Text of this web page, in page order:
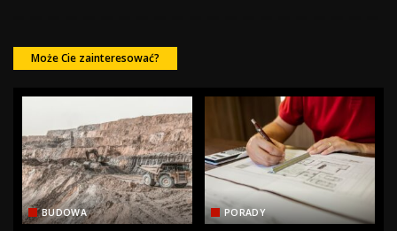
Może Cie zainteresować?
BUDOWA PORADY